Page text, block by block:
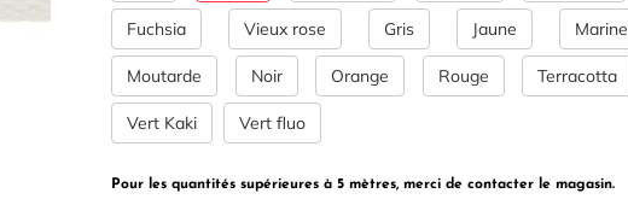
Fuchsia Vieux rose Gris Jaune Marine
Moutarde Noir Orange Rouge Terracotta
Vert Kaki Vert fluo
Pour les quantités supérieures à 5 mètres, merci de contacter le magasin.